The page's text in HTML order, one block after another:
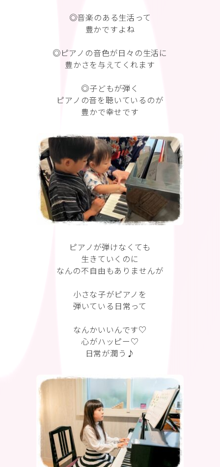
◎音楽のある生活って
豊かですよね
◎ピアノの音色が日々の生活に
豊かさを与えてくれます
◎子どもが弾く
ピアノの音を聴いているのが
豊かで幸せです
ピアノが弾けなくても
生きていくのに
なんの不自由もありませんが
小さな子がピアノを
弾いている日常って
なんかいいんです♡
心がハッピー♡
日常が潤う♪